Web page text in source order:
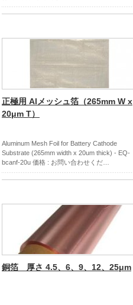
正極用 Alメッシュ箔（265mm W x
20μm T）
Aluminum Mesh Foil for Battery Cathode
Substrate (265mm width x 20um thick) - EQ-
bcanf-20u 価格 : お問い合わせくだ…
銅箔 厚さ 4.5、6、9、12、25μm